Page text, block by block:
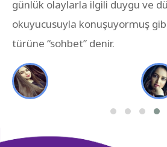
günlük olaylarla ilgili duygu ve
okuyucusuyla konuşuyormuş gibi
türüne “sohbet” denir.